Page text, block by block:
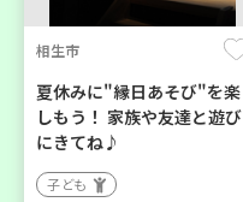
相生市
夏休みに"縁日あそび"を楽
しもう！ 家族や友達と遊び
にきてね♪
子ども